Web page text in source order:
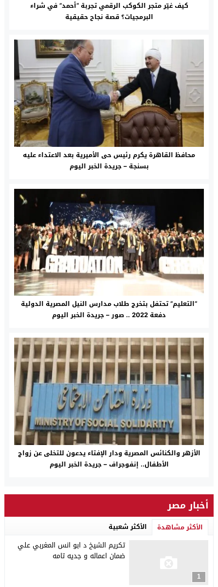
كيف غيّر متجر الكوكب الرقمي تجربة “أحمد” في شراء
البرمجيات؟ قصة نجاح حقيقية
محافظ القاهرة يكرم رئيس حى الأميرية بعد الاعتداء عليه
بسنجة – جريدة الخبر اليوم
“التعليم” تحتفل بتخرج طلاب مدارس النيل المصرية الدولية
دفعة 2022 .. صور – جريدة الخبر اليوم
الأزهر والكنائس المصرية ودار الإفتاء يدعون للتخلى عن زواج
الأطفال.. إنفوجراف – جريدة الخبر اليوم
أخبار مصر
الأكثر مشاهدة الأكثر شعبية
1
تكريم الشيخ د ابو انس المغربي علي
ضمان اعماله و جديه تامه